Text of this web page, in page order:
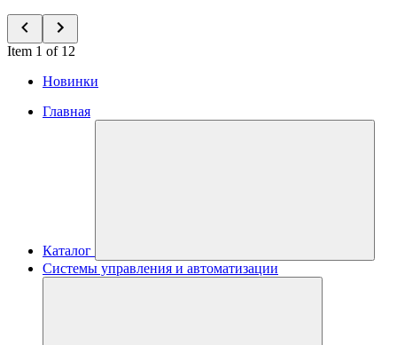
Item 1 of 12
Новинки
Главная
Каталог
Системы управления и автоматизации